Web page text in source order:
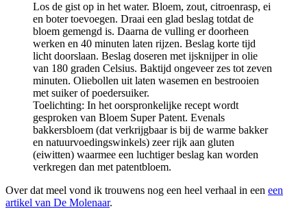
Los de gist op in het water. Bloem, zout, citroenrasp, ei
en boter toevoegen. Draai een glad beslag totdat de
bloem gemengd is. Daarna de vulling er doorheen
werken en 40 minuten laten rijzen. Beslag korte tijd
licht doorslaan. Beslag doseren met ijsknijper in olie
van 180 graden Celsius. Baktijd ongeveer zes tot zeven
minuten. Oliebollen uit laten wasemen en bestrooien
met suiker of poedersuiker.
Toelichting: In het oorspronkelijke recept wordt
gesproken van Bloem Super Patent. Evenals
bakkersbloem (dat verkrijgbaar is bij de warme bakker
en natuurvoedingswinkels) zeer rijk aan gluten
(eiwitten) waarmee een luchtiger beslag kan worden
verkregen dan met patentbloem.
Over dat meel vond ik trouwens nog een heel verhaal in een een
artikel van De Molenaar.